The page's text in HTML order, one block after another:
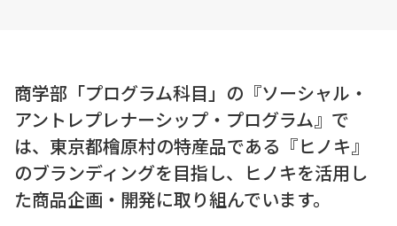
商学部「プログラム科目」の『ソーシャル・
アントレプレナーシップ・プログラム』で
は、東京都檜原村の特産品である『ヒノキ』
のブランディングを目指し、ヒノキを活用し
た商品企画・開発に取り組んでいます。